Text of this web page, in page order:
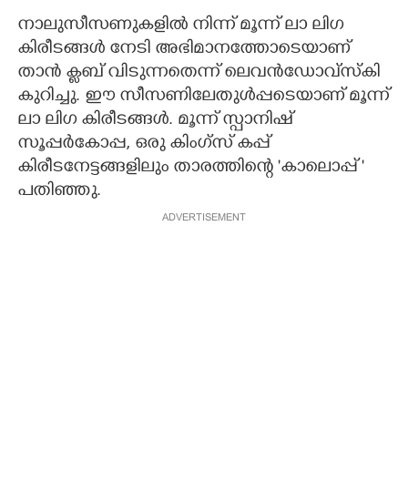
നാലുസീസണുകളിൽ നിന്ന് മൂന്ന് ലാ ലിഗ
കിരീടങ്ങൾ നേടി അഭിമാനത്തോടെയാണ്
താൻ ക്ളബ് വിടുന്നതെന്ന് ലെവൻഡോവ്സ്കി
കുറിച്ചു. ഈ സീസണിലേതുൾപ്പടെയാണ് മൂന്ന്
ലാ ലിഗ കിരീടങ്ങൾ. മൂന്ന് സ്പാനിഷ്
സൂപ്പർകോപ്പ, ഒരു കിംഗ്സ് കപ്പ്
കിരീടനേട്ടങ്ങളിലും താരത്തിന്റെ 'കാലൊപ്പ് "
പതിഞ്ഞു.
ADVERTISEMENT